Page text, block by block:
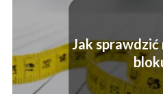
Jak